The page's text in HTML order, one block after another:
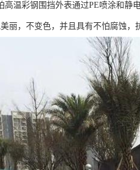
高温彩钢围挡外表通过PE喷涂和
丽，不变色，并且具有不怕腐蚀，